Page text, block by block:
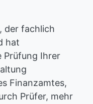
der fachlich
hat
Prüfung Ihrer
Finanzamtes,
Prüfer, mehr